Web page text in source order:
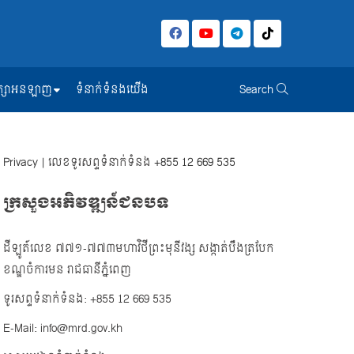
សាអនឡាញ ទំនាក់ទំនងយើង Search
Privacy | លេខទូរសព្ទទំនាក់ទំនង +855 12 669 535
ក្រសួងអភិវឌ្ឍន៍ជនបទ
ដីឡូត៍លេខ ៧៧១-៧៧៣មហាវិថីព្រះមុនីវង្ស សង្កាត់បឹងត្របែក
ខណ្ឌចំការមន រាជធានីភ្នំពេញ
ទូរសព្ទទំនាក់ទំនង: +855 12 669 535
E-Mail: info@mrd.gov.kh